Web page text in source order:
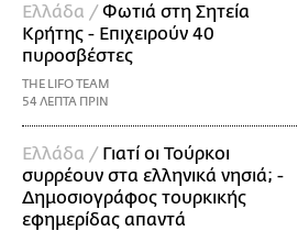
Ελλάδα /Φωτιά στη Σητεία
Κρήτης - Επιχειρούν 40
πυροσβέστες
THE LIFO TEAM
54 ΛΕΠΤΑ ΠΡΙΝ
Ελλάδα / Γιατί οι Τούρκοι
συρρέουν στα ελληνικά νησιά; -
Δημοσιογράφος τουρκικής
εφημερίδας απαντά